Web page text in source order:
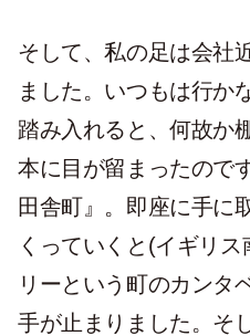
そして、私の足は会社
ました。いつもは行か
踏み入れると、何故か
本に目が留まったので
田舎町』。即座に手に
くっていくと(イギリ
リーという町のカンタ
手が止まりました。そ